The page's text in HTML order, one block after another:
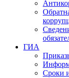
ГИА
Сроки